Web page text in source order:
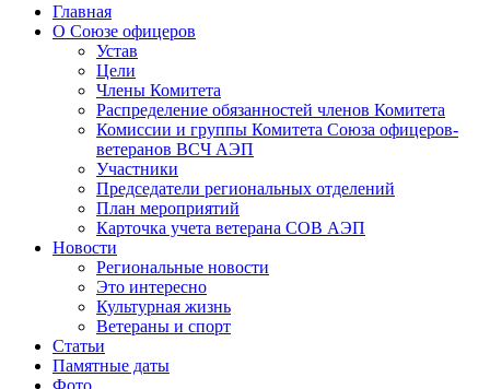
Главная
О Союзе офицеров
Устав
Цели
Члены Комитета
Распределение обязанностей членов Комитета
Комиссии и группы Комитета Союза офицеров-
ветеранов ВСЧ АЭП
Участники
Председатели региональных отделений
План мероприятий
Карточка учета ветерана CОВ АЭП
Новости
Региональные новости
Это интересно
Культурная жизнь
Ветераны и спорт
Статьи
Памятные даты
Фото